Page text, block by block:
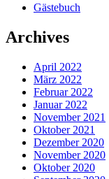
Gästebuch
Archives
April 2022
März 2022
Februar 2022
Januar 2022
November 2021
Oktober 2021
Dezember 2020
November 2020
Oktober 2020